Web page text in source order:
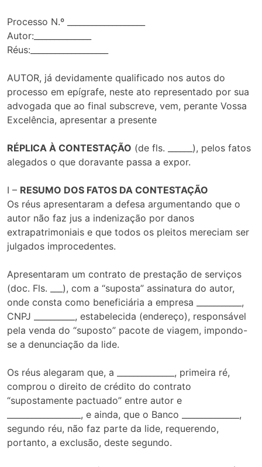
Processo N.º ___________________
Autor:______________
Réus:___________________
AUTOR, já devidamente qualificado nos autos do
processo em epígrafe, neste ato representado por sua
advogada que ao final subscreve, vem, perante Vossa
Excelência, apresentar a presente
RÉPLICA À CONTESTAÇÃO (de fls. ______), pelos fatos
alegados o que doravante passa a expor.
I – RESUMO DOS FATOS DA CONTESTAÇÃO
Os réus apresentaram a defesa argumentando que o
autor não faz jus a indenização por danos
extrapatrimoniais e que todos os pleitos mereciam ser
julgados improcedentes.
Apresentaram um contrato de prestação de serviços
(doc. Fls. ___), com a “suposta” assinatura do autor,
onde consta como beneficiária a empresa ___________,
CNPJ __________, estabelecida (endereço), responsável
pela venda do “suposto” pacote de viagem, impondo-
se a denunciação da lide.
Os réus alegaram que, a ______________, primeira ré,
comprou o direito de crédito do contrato
“supostamente pactuado” entre autor e
__________________, e ainda, que o Banco ______________,
segundo réu, não faz parte da lide, requerendo,
portanto, a exclusão, deste segundo.